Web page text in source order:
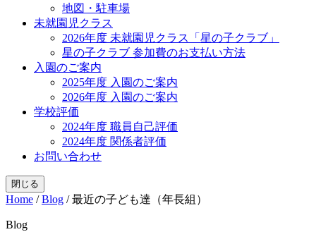
地図・駐車場
未就園児クラス
2026年度 未就園児クラス「星の子クラブ」
星の子クラブ 参加費のお支払い方法
入園のご案内
2025年度 入園のご案内
2026年度 入園のご案内
学校評価
2024年度 職員自己評価
2024年度 関係者評価
お問い合わせ
閉じる
Home /Blog /最近の子ども達（年長組）
Blog